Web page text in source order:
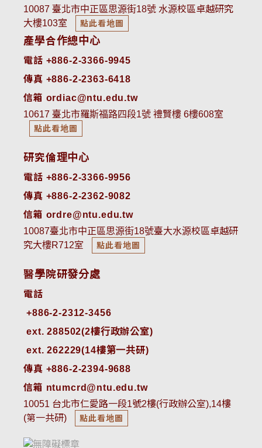
10087 臺北市中正區思源街18號 水源校區卓越研究
大樓103室
點此看地圖
產學合作總中心
電話 +886-2-3366-9945
傳真 +886-2-2363-6418
信箱 ordiac@ntu.edu.tw
10617 臺北市羅斯福路四段1號 禮賢樓 6樓608室
點此看地圖
研究倫理中心
電話 +886-2-3366-9956
傳真 +886-2-2362-9082
信箱 ordre@ntu.edu.tw
10087臺北市中正區思源街18號臺大水源校區卓越研
究大樓R712室
點此看地圖
醫學院研發分處
電話
ext. 288502(2樓行政辦公室)
ext. 262229(14樓第一共研)
傳真 +886-2-2394-9688
信箱 ntumcrd@ntu.edu.tw
10051 台北市仁愛路一段1號2樓(行政辦公室),14樓
(第一共研)
點此看地圖